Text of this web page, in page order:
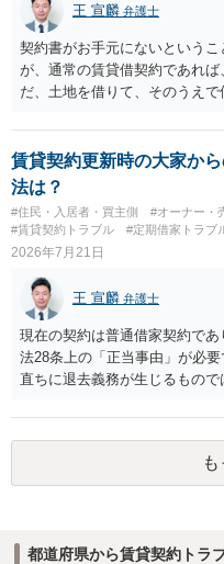
王 宣麟 弁護士
契約書がお手元にないという
が、通常の賃貸借契約であれ
だ、土地を借りて、そのうえ
であれば、建物を収去して土
す。 その後、建物を平屋に立
得ているのであれば、単純に
する、という話になるわけで
状、解体費用を負担することが
に請求の根拠（なぜ当方が平屋
賃貸契約更新時の大家か
法は？
#住民・入居者・買主側 #オーナー・
#賃貸契約トラブル
#定期借家トラブ
2026年7月21日
王 宣麟 弁護士
現在の契約は普通借家契約で
法28条上の「正当事由」が必
直ちに退去義務が生じるもの
新たな定期借家契約を締結す
前提であり、借主が同意しな
績、子どもの学校や地域との
などは、借主側の強い居住継
れます。 建物が未登記である
都道府県から賃貸契約トラ